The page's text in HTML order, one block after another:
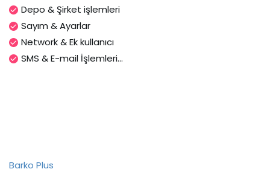
Depo & Şirket işlemleri
Sayım & Ayarlar
Network & Ek kullanıcı
SMS & E-mail İşlemleri...
Barko Plus